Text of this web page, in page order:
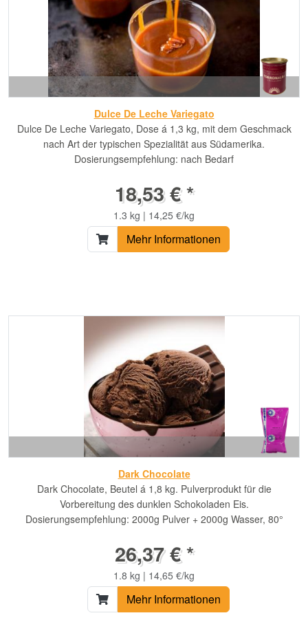
Dulce De Leche Variegato
Dulce De Leche Variegato, Dose á 1,3 kg, mit dem Geschmack
nach Art der typischen Spezialität aus Südamerika.
Dosierungsempfehlung: nach Bedarf
18,53 € *
1.3 kg | 14,25 €/kg
Mehr Informationen
Dark Chocolate
Dark Chocolate, Beutel á 1,8 kg. Pulverprodukt für die
Vorbereitung des dunklen Schokoladen Eis.
Dosierungsempfehlung: 2000g Pulver + 2000g Wasser, 80°
26,37 € *
1.8 kg | 14,65 €/kg
Mehr Informationen